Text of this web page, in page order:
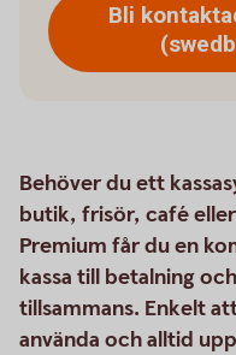
Bli
Behöver du ett
butik, frisör, café
Premium får du en
kassa till betalning
tillsammans. Enkelt
använda och alltid